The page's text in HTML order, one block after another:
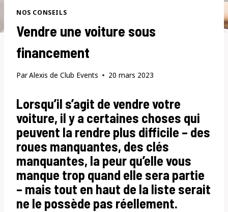
NOS CONSEILS
Vendre une voiture sous
financement
ParAlexis de Club Events 20 mars 2023
Lorsqu’il s’agit de vendre votre
voiture, il y a certaines choses qui
peuvent la rendre plus difficile – des
roues manquantes, des clés
manquantes, la peur qu’elle vous
manque trop quand elle sera partie
– mais tout en haut de la liste serait
ne le possède pas réellement.